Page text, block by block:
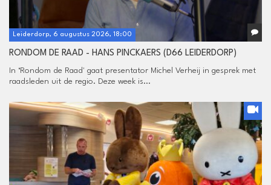
Leiderdorp, 6 augustus 2026, 18:00
RONDOM DE RAAD - HANS PINCKAERS (D66 LEIDERDORP)
In ‘Rondom de Raad' gaat presentator Michel Verheij in gesprek met
raadsleden uit de regio. Deze week is...